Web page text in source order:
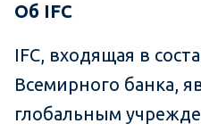
Об IFC
IFC, входящая в
Всемирного банка,
глобальным